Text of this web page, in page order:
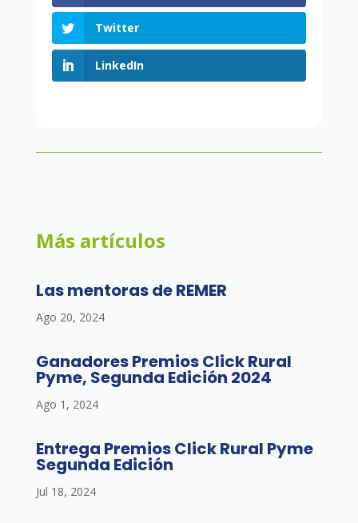
Twitter
LinkedIn
Más artículos
Las mentoras de REMER
Ago 20, 2024
Ganadores Premios Click Rural
Pyme, Segunda Edición 2024
Ago 1, 2024
Entrega Premios Click Rural Pyme
Segunda Edición
Jul 18, 2024